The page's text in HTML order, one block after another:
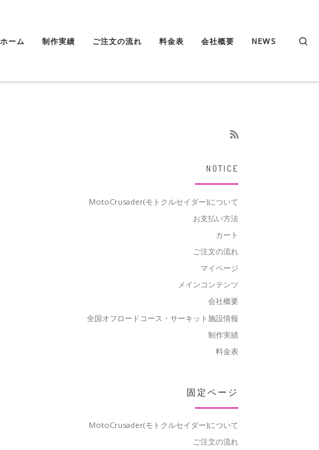
ホーム 制作実績 ご注文の流れ 料金表 会社概要 NEWS
NOTICE
MotoCrusader(モトクルセイダー)について
お支払い方法
カート
ご注文の流れ
マイページ
メインコンテンツ
会社概要
全国オフロードコース・サーキット施設情報
制作実績
料金表
固定ページ
MotoCrusader(モトクルセイダー)について
ご注文の流れ